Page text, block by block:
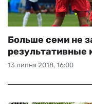
13 липня 2018, 16:00
Больше семи не